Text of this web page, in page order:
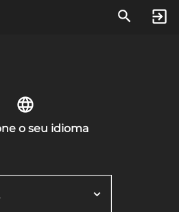
o seu idioma